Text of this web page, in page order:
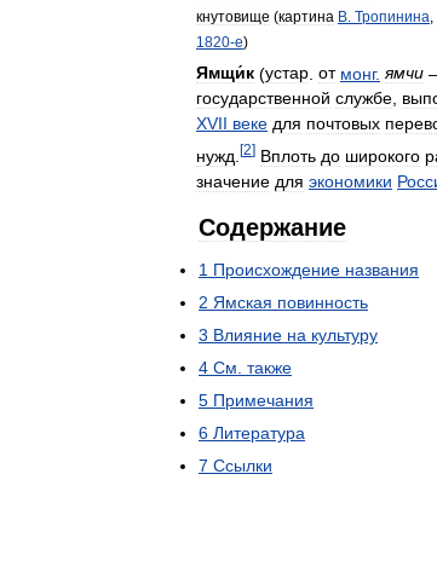
кнутовище (картина В Тропинина
1820-е)
Ямщи́к (устар от монг. ямчи
государственной службе
XVII веке для почтовых
нужд [2] Вплоть до широкого
значение для экономики
Содержание
1 Происхождение названия
2 Ямская повинность
3 Влияние на культуру
4 См также
5 Примечания
6 Литература
7 Ссылки